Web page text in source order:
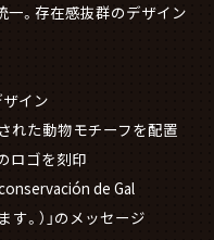
。存在感抜群のデザイン
イン
れた動物モチーフを配置
ロゴを刻印
de Gal
。）」のメッセージ